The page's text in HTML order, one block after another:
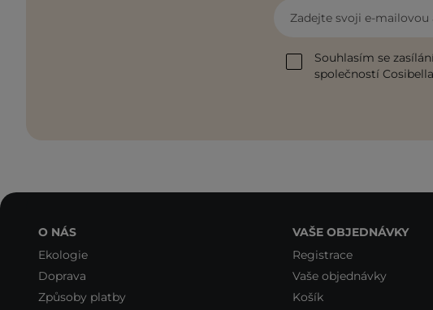
Zadejte svoji e-mailovou
Souhlasím se
společností
O NÁS
Ekologie
Doprava
Způsoby platby
VAŠE OBJEDNÁVKY
Registrace
Vaše objednávky
Košík